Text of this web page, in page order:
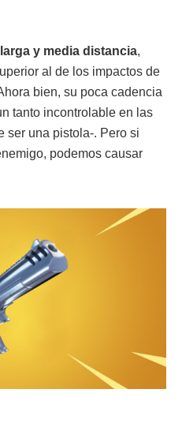
y media distancia,
al de los impactos de
bien, su poca cadencia
tanto incontrolable en las
ser una pistola-. Pero si
podemos causar